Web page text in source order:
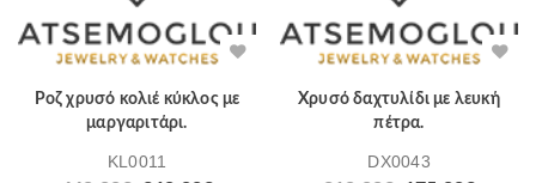
Ροζ χρυσό κολιέ κύκλος με
μαργαριτάρι.
KL0011
Χρυσό δαχτυλίδι με λευκή
πέτρα.
DX0043